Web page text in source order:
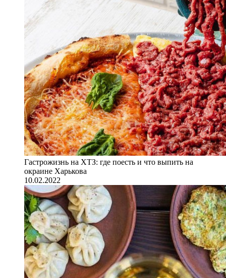
Гастрожизнь на ХТЗ: где поесть и что выпить на
окраине Харькова
10.02.2022